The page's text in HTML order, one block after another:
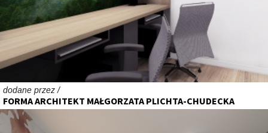
dodane przez /
FORMA ARCHITEKT MAŁGORZATA PLICHTA-CHUDECKA